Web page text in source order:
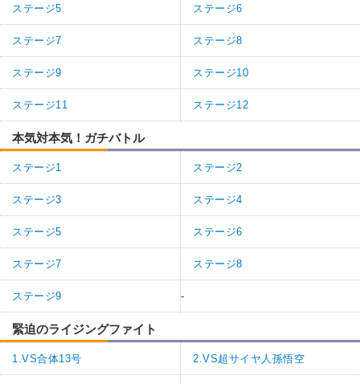
ステージ5 ステージ6
ステージ7 ステージ8
ステージ9 ステージ10
ステージ11 ステージ12
本気対本気！ガチバトル
ステージ1 ステージ2
ステージ3 ステージ4
ステージ5 ステージ6
ステージ7 ステージ8
ステージ9 -
緊迫のライジングファイト
1.VS合体13号 2.VS超サイヤ人孫悟空